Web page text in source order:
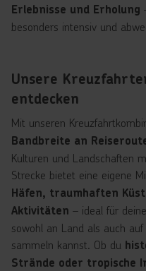
Erlebnisse und Erholung
besonders intensiv und
Unsere
entdecken
Mit unseren
Bandbreite an
Kulturen und Landschaften
Strecke bietet eine eigene
Häfen, traumhaften
Aktivitäten – ideal für
sowohl an Land als auch
sammeln kannst. Ob du
Strände oder tropische